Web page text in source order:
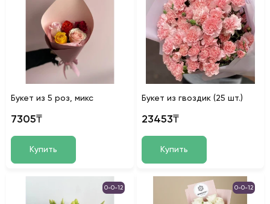
Букет из 5 роз, микс
7305₸
Купить
Букет из гвоздик (25 шт.)
23453₸
Купить
0-0-12 0-0-12